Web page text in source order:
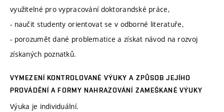
využitelné pro vypracování doktorandské práce,
- naučit studenty orientovat se v odborné literatuře,
- porozumět dané problematice a získat návod na rozvoj
získaných poznatků.
VYMEZENÍ KONTROLOVANÉ VÝUKY A ZPŮSOB JEJÍHO
PROVÁDĚNÍ A FORMY NAHRAZOVÁNÍ ZAMEŠKANÉ VÝUKY
Výuka je individuální.